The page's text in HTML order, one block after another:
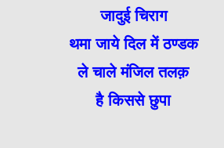
जादुई चिराग
थमा जाये दिल में ठण्डक
ले चाले मंजिल तलक़
है किससे छुपा